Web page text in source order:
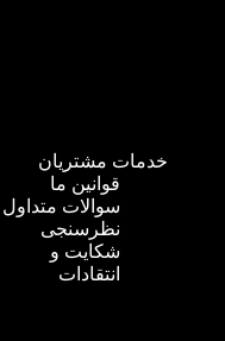
خدمات مشتریان
قوانین ما
سوالات متداول
نظرسنجی
شکایت و
انتقادات